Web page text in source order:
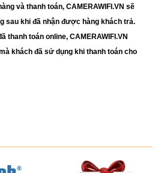
và thanh toán, CAMERAWIFI.VN sẽ
sau khi đã nhận được hàng khách trả.
thanh toán online, CAMERAWIFI.VN
khách đã sử dụng khi thanh toán cho